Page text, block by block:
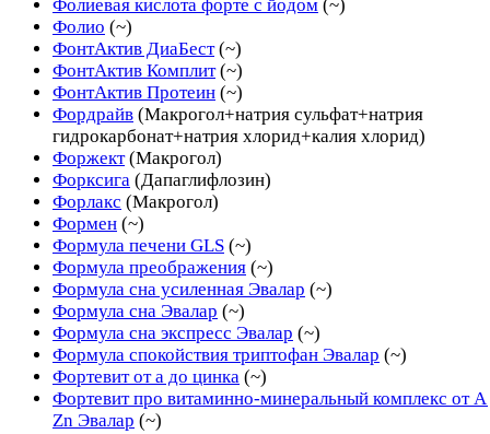
Фолиевая кислота форте с йодом (~)
Фолио (~)
ФонтАктив ДиаБест (~)
ФонтАктив Комплит (~)
ФонтАктив Протеин (~)
Фордрайв (Макрогол+натрия сульфат+натрия
гидрокарбонат+натрия хлорид+калия хлорид)
Форжект (Макрогол)
Форксига (Дапаглифлозин)
Форлакс (Макрогол)
Формен (~)
Формула печени GLS (~)
Формула преображения (~)
Формула сна усиленная Эвалар (~)
Формула сна Эвалар (~)
Формула сна экспресс Эвалар (~)
Формула спокойствия триптофан Эвалар (~)
Фортевит от а до цинка (~)
Фортевит про витаминно-минеральный комплекс от A
Zn Эвалар (~)